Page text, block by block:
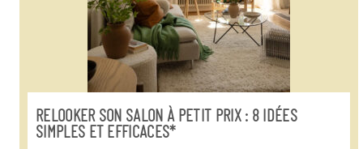
RELOOKER SON SALON À PETIT PRIX : 8 IDÉES
SIMPLES ET EFFICACES*